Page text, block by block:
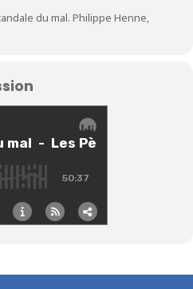
du mal. Philippe Henne,